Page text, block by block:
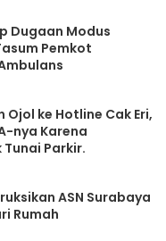
Dugaan Modus
Pemkot
ke Hotline Cak Eri,
nya Karena
Parkir.
ASN Surabaya
Rumah